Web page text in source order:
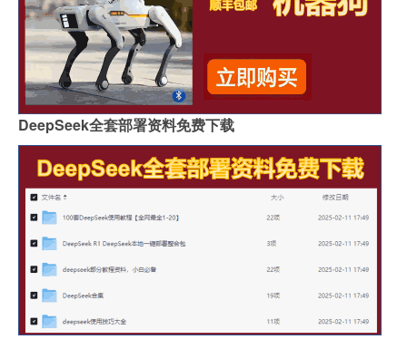
DeepSeek全套部署资料免费下载